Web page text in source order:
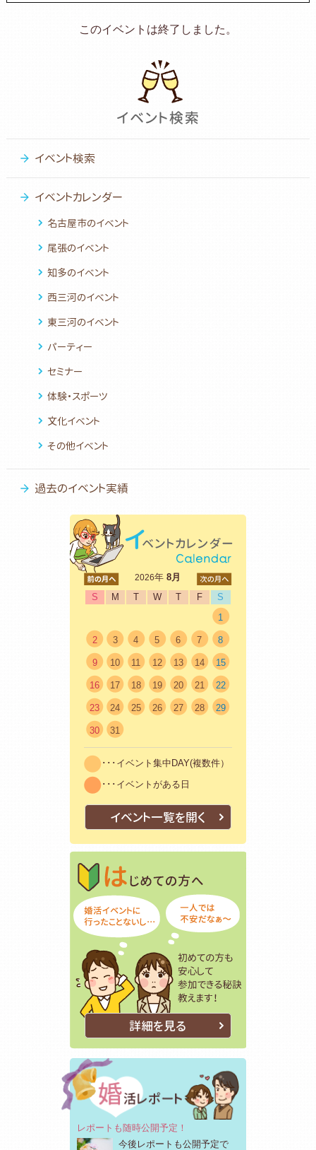
このイベントは終了しました。
イベント検索
イベントカレンダー
名古屋市のイベント
尾張のイベント
知多のイベント
西三河のイベント
東三河のイベント
パーティー
セミナー
体験・スポーツ
文化イベント
その他イベント
過去のイベント実績
2026年8月
S
M T W T F
S
1
2 3 4 5 6 7 8
9 10 11 12 13 14 15
16 17 18 19 20 21 22
23 24 25 26 27 28 29
30 31
･･･イベント集中DAY(複数件）
･･･イベントがある日
イベント一覧を開く
はじめての方
詳細を見る
レポートも随時公開予定！
今後レポートも公開予定で